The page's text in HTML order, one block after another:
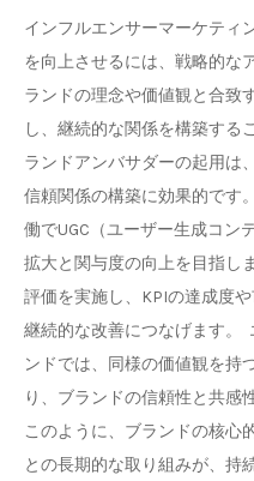
インフルエンサーマーケティ
を向上させるには、戦略的な
ランドの理念や価値観と合致
し、継続的な関係を構築する
ランドアンバサダーの起用は
信頼関係の構築に効果的です
働でUGC（ユーザー生成コン
拡大と関与度の向上を目指し
評価を実施し、KPIの達成度
継続的な改善につなげます。
ンドでは、同様の価値観を持
り、ブランドの信頼性と共感
このように、ブランドの核心
との長期的な取り組みが、持